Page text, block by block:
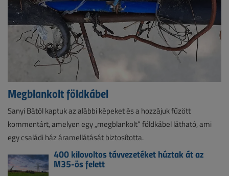
Megblankolt földkábel
Sanyi Bától kaptuk az alábbi képeket és a hozzájuk fűzött
kommentárt, amelyen egy „megblankolt” földkábel látható, ami
egy családi ház áramellátását biztosította.
400 kilovoltos távvezetéket húztak át az
M35-ös felett